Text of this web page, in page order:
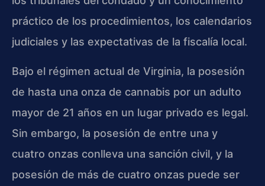
práctico de los procedimientos, los calendarios
judiciales y las expectativas de la fiscalía local.
Bajo el régimen actual de Virginia, la posesión
de hasta una onza de cannabis por un adulto
mayor de 21 años en un lugar privado es legal.
Sin embargo, la posesión de entre una y
cuatro onzas conlleva una sanción civil, y la
posesión de más de cuatro onzas puede ser